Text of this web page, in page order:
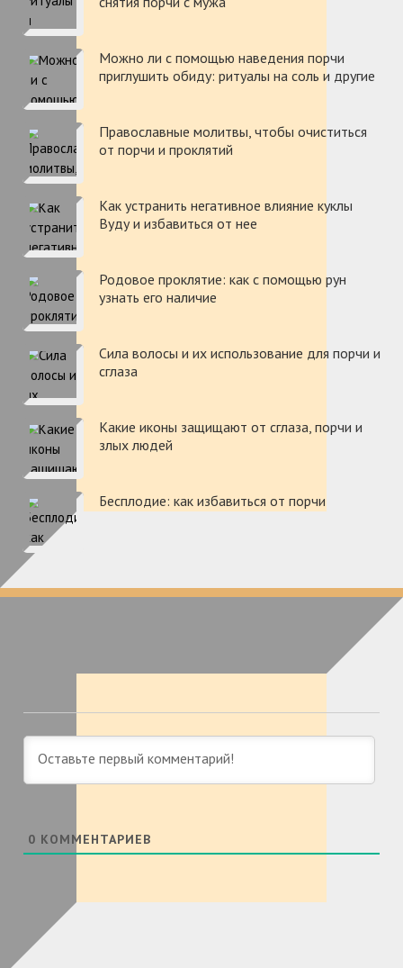
Можно ли с помощью наведения порчи
приглушить обиду: ритуалы на соль и другие
Православные молитвы, чтобы очиститься
от порчи и проклятий
Как устранить негативное влияние куклы
Вуду и избавиться от нее
Родовое проклятие: как с помощью рун
узнать его наличие
Сила волосы и их использование для порчи и
сглаза
Какие иконы защищают от сглаза, порчи и
злых людей
Бесплодие: как избавиться от порчи
0 КОММЕНТАРИЕВ